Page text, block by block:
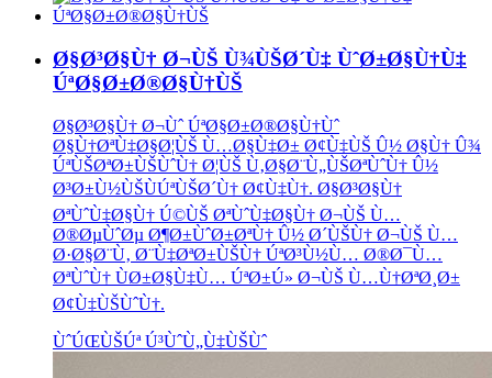
Ø§Ø³Ø§Ù† Ø¬ÙŠ Ù¾ÙŠØ´Ù‡ ÙˆØ±Ø§Ù†Ù‡
ÚªØ§Ø±Ø®Ø§Ù†ÙŠ
Ø§Ø³Ø§Ù† Ø¬Ùˆ ÚªØ§Ø±Ø®Ø§Ù†Ùˆ
Ø§Ù†ØªÙ‡Ø§Ø¦ÙŠ Ù…Ø§Ù‡Ø± Ø¢Ù‡ÙŠ Û½ Ø§Ù† Û¾
ÚªÙŠØªØ±ÙŠÙˆÙ† Ø¦ÙŠ Ù‚Ø§Ø¨Ù„ÙŠØªÙˆÙ† Û½
Ø³Ø±Ù½ÙŠÙÚªÙŠØ´Ù† Ø¢Ù‡Ù†. Ø§Ø³Ø§Ù†
ØªÙˆÙ‡Ø§Ù† Ú©ÙŠ ØªÙˆÙ‡Ø§Ù† Ø¬ÙŠ Ù…
Ø®ØµÙˆØµ Ø¶Ø±ÙˆØ±ØªÙ† Û½ Ø´ÙŠÙ† Ø¬ÙŠ Ù…
Ø·Ø§Ø¨Ù‚ Ø¨Ù‡ØªØ±ÙŠÙ† ÚªØ³Ù½Ù… Ø®Ø¯Ù…
ØªÙˆÙ† ÙØ±Ø§Ù‡Ù… ÚªØ±Ú» Ø¬ÙŠ Ù…Ù†ØªØ¸Ø±
Ø¢Ù‡ÙŠÙˆÙ†.
ÙˆÚŒÙŠÚª Ú³ÙˆÙ„Ù‡ÙŠÙˆ